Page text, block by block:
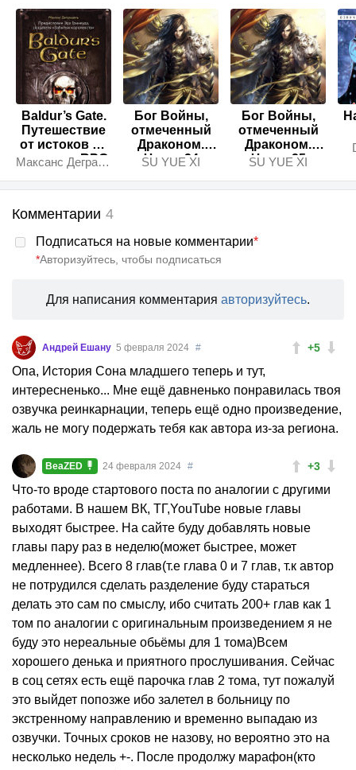
Baldur’s Gate.
Путешествие
от истоков до
классики RPG
Максанс Деграндель
Бог Войны,
отмеченный
Драконом.
Часть 24
SU YUE XI
Бог Войны,
отмеченный
Драконом.
Часть 25
SU YUE XI
Комментарии 4
Подписаться на новые комментарии*
*Авторизуйтесь, чтобы подписаться
Для написания комментария авторизуйтесь.
+5
Андрей Ешану 5 февраля 2024 #
Опа, История Сона младшего теперь и тут,
интересненько... Мне ещё давненько понравилась твоя
озвучка реинкарнации, теперь ещё одно произведение,
жаль не могу подержать тебя как автора из-за региона.
+3
BeaZED 24 февраля 2024 #
Что-то вроде стартового поста по аналогии с другими
работами. В нашем ВК, ТГ,YouTube новые главы
выходят быстрее. На сайте буду добавлять новые
главы пару раз в неделю(может быстрее, может
медленнее). Всего 8 глав(т.е глава 0 и 7 глав, т.к автор
не потрудился сделать разделение буду стараться
делать это сам по смыслу, ибо считать 200+ глав как 1
том по аналогии с оригинальным произведением я не
буду это нереальные обьёмы для 1 тома)Всем
хорошего денька и приятного прослушивания. Сейчас
в соц сетях есть ещё парочка глав 2 тома, тут пожалуй
это выйдет попозже ибо залетел в больницу по
экстренному направлению и временно выпадаю из
озвучки. Точных сроков не назову, но вероятно это на
несколько недель +-. После продолжу марафон(кто